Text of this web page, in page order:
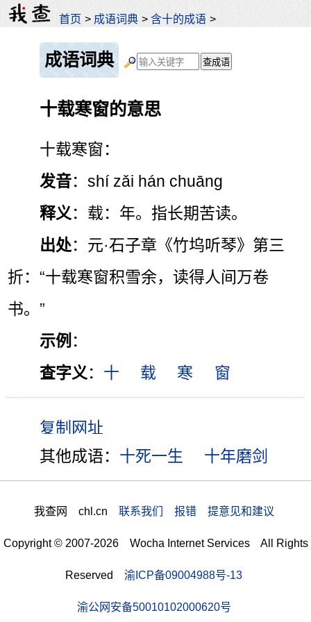
首页 > 成语词典 >含十的成语 >
成语词典
十载寒窗的意思
十载寒窗：
发音：shí zǎi hán chuāng
释义 ：载：年。指长期苦读。
出处：元·石子章《竹坞听琴》第三
折：“十载寒窗积雪余，读得人间万卷
书。”
示例 ：
查字义 ： 十 载 寒 窗
其他成语： 十死一生 十年磨剑
我查网 chl.cn 联系我们 报错 提意见和建议
Copyright © 2007-2026 Wocha Internet Services All Rights
Reserved 渝ICP备09004988号-13
渝公网安备50010102000620号